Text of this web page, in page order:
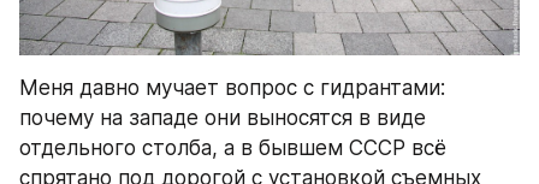
Меня давно мучает вопрос с гидрантами:
почему на западе они выносятся в виде
отдельного столба, а в бывшем СССР всё
спрятано под дорогой с установкой съемных